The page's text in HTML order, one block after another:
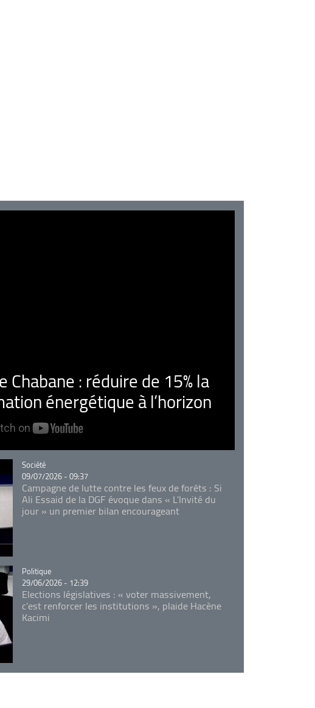
Chabane : réduire de 15% la
énergétique à l’horizon
Catégorie
Société
09/07/2026 - 09:37
Campagne de lutte contre les feux de forêts : Si
Ali Essaid de la DGF évoque dans « L'Invité du
jour » un premier bilan encourageant
Catégorie
Politique
29/06/2026 - 12:39
Elections législatives : « voter massivement,
c'est renforcer les institutions », plaide Hacène
Kacimi